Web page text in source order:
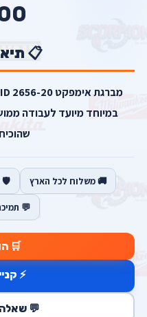
📋
במיוחד מיועד לעבודה
🚚 משלוח לכל הארץ 🛡️
💬
🛒
⚡
💬